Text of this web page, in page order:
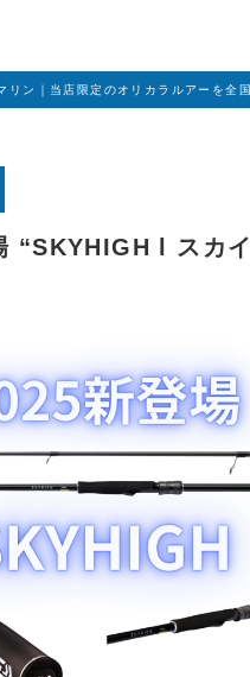
リン｜当店限定のオリカラルアーを全
“SKYHIGH l スカ